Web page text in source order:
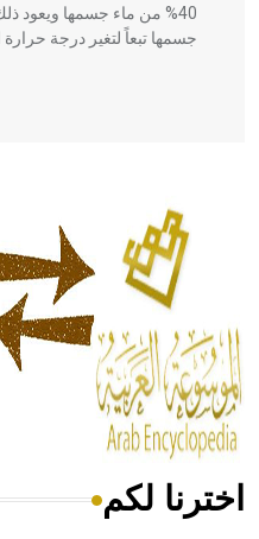
40% من ماء جسمها ويعود
جسمها تبعاً لتغير درجة حرارة
الحكم، الأدلة، تنظيم
له الفضل بأنه حرر الطب من
- هل تعلم أن المرجان إفراز
من مادة كربونات
أجود أنواعه، ويمتاز بكبر
هل تعلم أن الأبسيد كلمة
اخترنا لكم